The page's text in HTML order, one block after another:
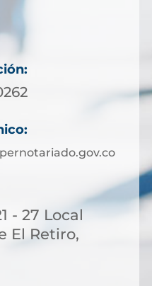
- 27 Local
El Retiro,